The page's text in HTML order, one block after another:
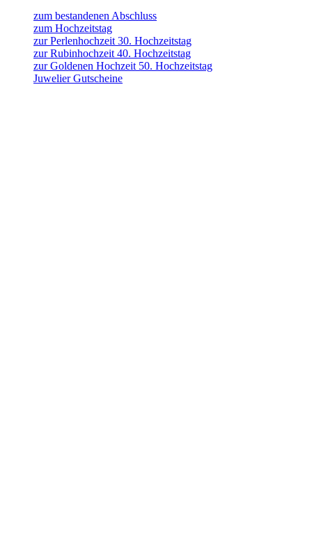
zum bestandenen Abschluss
zum Hochzeitstag
zur Perlenhochzeit 30. Hochzeitstag
zur Rubinhochzeit 40. Hochzeitstag
zur Goldenen Hochzeit 50. Hochzeitstag
Juwelier Gutscheine